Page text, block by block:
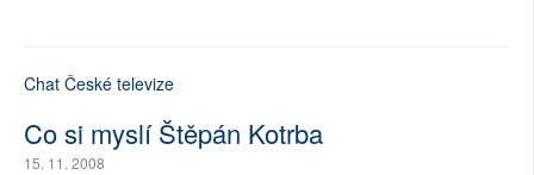
Chat České televize
Co si myslí Štěpán Kotrba
15. 11. 2008